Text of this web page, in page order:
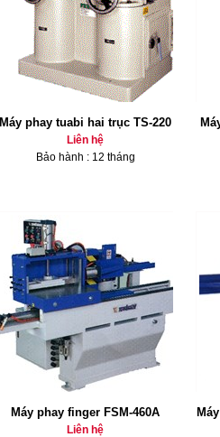
Máy phay tuabi hai trục TS-220
Liên hệ
Bảo hành : 12 tháng
Máy phay finger FSM-460A
Liên hệ